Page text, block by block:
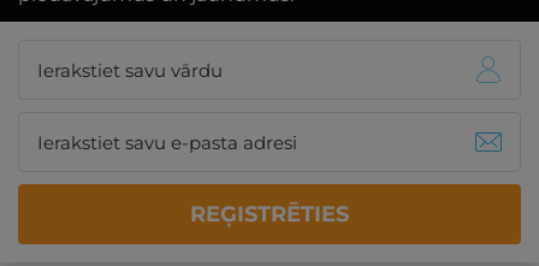
REĢISTRĒTIES